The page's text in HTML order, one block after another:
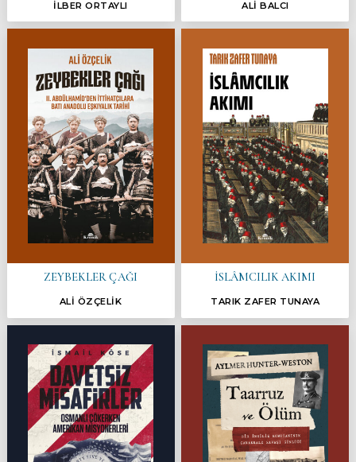
İLBER ORTAYLI ALİ BALCI
ZEYBEKLER ÇAĞI
ALİ ÖZÇELİK
İSLÂMCILIK AKIMI
TARIK ZAFER TUNAYA